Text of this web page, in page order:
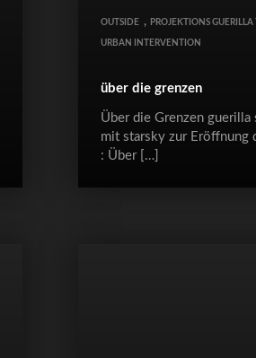
OUTSIDE , PROJEKTIONS GUERILLA
URBAN INTERVENTION
über die grenzen
Über die Grenzen guerilla
mit starsky zur Eröffnung
: Über […]